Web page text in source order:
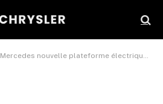
Mercedes nouvelle plateforme électrique explicée